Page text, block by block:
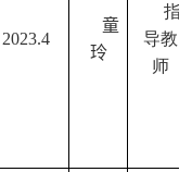
2023.4
童
玲
指
导教
师